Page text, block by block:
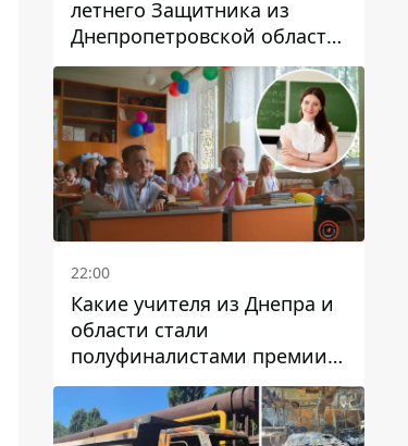
летнего Защитника из
Днепропетровской области
Евгения Зинченко
22:00
Какие учителя из Днепра и
области стали
полуфиналистами премии
Global Teacher Prize Ukraine
2026